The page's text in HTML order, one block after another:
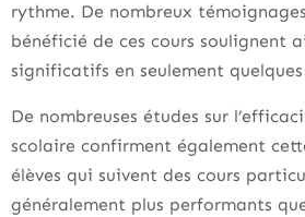
rythme. De nombreux
bénéficié de ces cours soulignent
significatifs en seulement
De nombreuses études sur
scolaire confirment également
élèves qui suivent des cours
généralement plus performants